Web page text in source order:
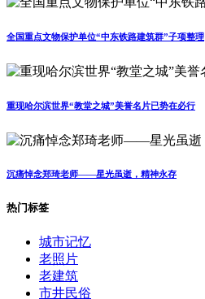
全国重点文物保护单位“中东铁路建筑群”子项整理
重现哈尔滨世界“教堂之城”美誉名片已势在必行
沉痛悼念郑琦老师——星光虽逝，精神永存
热门标签
城市记忆
老照片
老建筑
市井民俗